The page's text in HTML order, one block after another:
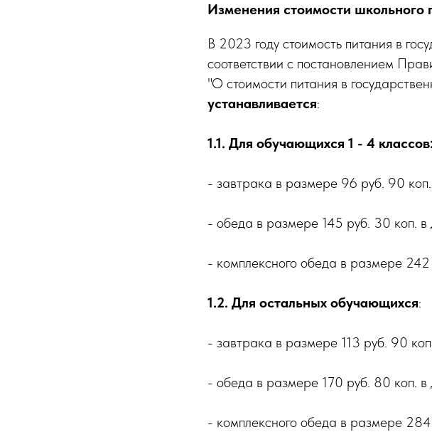
Изменения стоимости школьного
В 2023 году стоимость питания в
соответствии с постановлением
"О стоимости питания в
устанавливается:
1.1. Для обучающихся 1 - 4 классов:
- завтрака в размере 96 руб. 90 коп.
- обеда в размере 145 руб. 30 коп. в
- комплексного обеда в размере
1.2. Для остальных обучающихся:
- завтрака в размере 113 руб. 90
- обеда в размере 170 руб. 80 коп. в
- комплексного обеда в размере